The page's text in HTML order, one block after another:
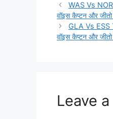
WAS Vs
वॉइस कैप्टन और
GLA Vs
वॉइस कैप्टन और
Leave